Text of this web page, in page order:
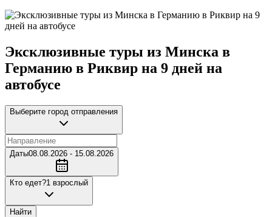
Эксклюзивные туры из Минска в
Германию в Риквир на 9 дней на
автобусе
Выберите город отправления
Даты08.08.2026 - 15.08.2026
Кто едет?1 взрослый
Найти